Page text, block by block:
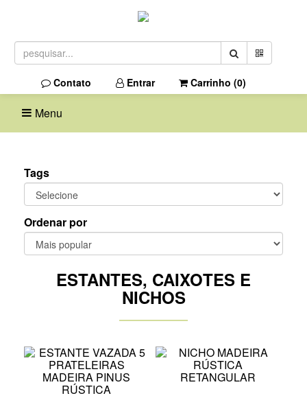
Contato Entrar Carrinho (0)
Menu
Tags
Ordenar por
ESTANTES, CAIXOTES E
NICHOS